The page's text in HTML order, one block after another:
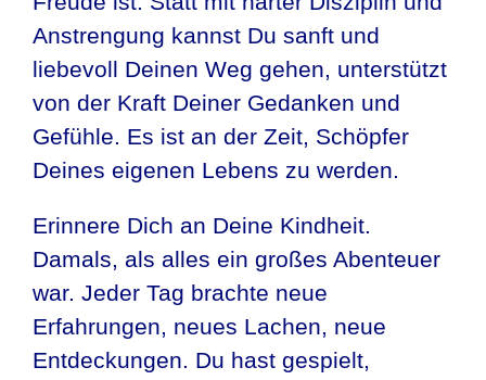
Anstrengung kannst Du sanft und
liebevoll Deinen Weg gehen, unterstützt
von der Kraft Deiner Gedanken und
Gefühle. Es ist an der Zeit, Schöpfer
Deines eigenen Lebens zu werden.
Erinnere Dich an Deine Kindheit.
Damals, als alles ein großes Abenteuer
war. Jeder Tag brachte neue
Erfahrungen, neues Lachen, neue
Entdeckungen. Du hast gespielt,